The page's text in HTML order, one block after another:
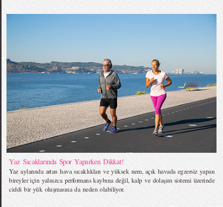
Yaz Sıcaklarında Spor Yaparken Dikkat!
Yaz aylarında artan hava sıcaklıkları ve yüksek nem, açık havada egzersiz yapan
bireyler için yalnızca performans kaybına değil, kalp ve dolaşım sistemi üzerinde
ciddi bir yük oluşmasına da neden olabiliyor.